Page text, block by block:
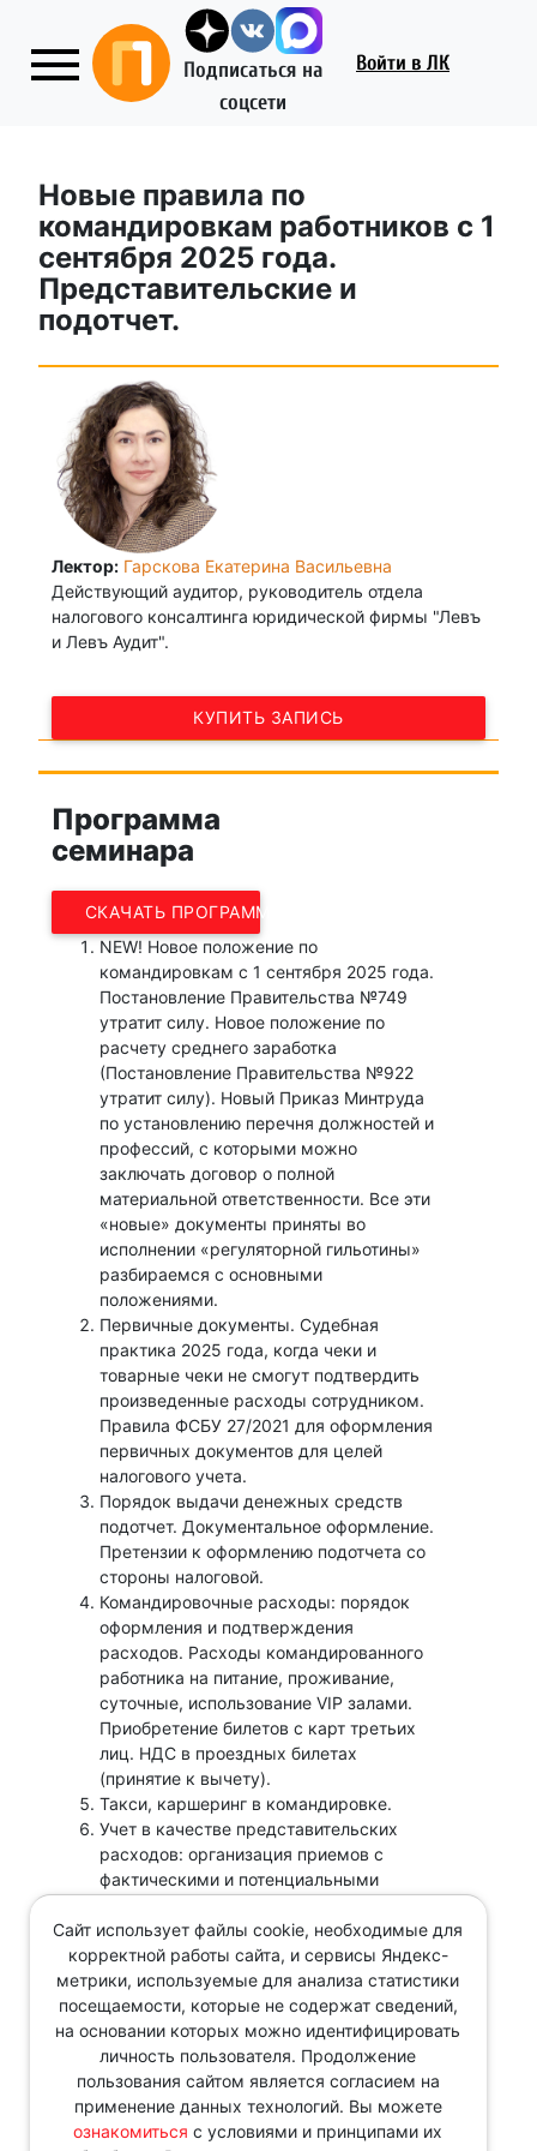
Подписаться на
соцсети
Войти в ЛК
Новые правила по
командировкам работников с 1
сентября 2025 года.
Представительские и
подотчет.
Лектор: Гарскова Екатерина Васильевна
Действующий аудитор, руководитель отдела
налогового консалтинга юридической фирмы "Левъ
и Левъ Аудит".
КУПИТЬ ЗАПИСЬ
Программа
семинара
СКАЧАТЬ ПРОГРАММУ
NEW! Новое положение по
командировкам с 1 сентября 2025 года.
Постановление Правительства №749
утратит силу. Новое положение по
расчету среднего заработка
(Постановление Правительства №922
утратит силу). Новый Приказ Минтруда
по установлению перечня должностей и
профессий, с которыми можно
заключать договор о полной
материальной ответственности. Все эти
«новые» документы приняты во
исполнении «регуляторной гильотины»
разбираемся с основными
положениями.
Первичные документы. Судебная
практика 2025 года, когда чеки и
товарные чеки не смогут подтвердить
произведенные расходы сотрудником.
Правила ФСБУ 27/2021 для оформления
первичных документов для целей
налогового учета.
Порядок выдачи денежных средств
подотчет. Документальное оформление.
Претензии к оформлению подотчета со
стороны налоговой.
Командировочные расходы: порядок
оформления и подтверждения
расходов. Расходы командированного
работника на питание, проживание,
суточные, использование VIP залами.
Приобретение билетов с карт третьих
лиц. НДС в проездных билетах
(принятие к вычету).
Такси, каршеринг в командировке.
Учет в качестве представительских
расходов: организация приемов с
фактическими и потенциальными
и прочее расходы. Расходы по
организации форумов,
налогообложение проживания
приглашенных гостей. Анализ судебной
практики.
Количество мест ограничено!
Зарегистрироваться Вы можете по телефону
8(343)287-51-56 или нажав кнопку:
Сайт использует файлы cookie, необходимые для
корректной работы сайта, и сервисы Яндекс-
метрики, используемые для анализа статистики
посещаемости, которые не содержат сведений,
на основании которых можно идентифицировать
личность пользователя. Продолжение
пользования сайтом является согласием на
применение данных технологий. Вы можете
ознакомиться с условиями и принципами их